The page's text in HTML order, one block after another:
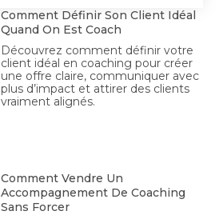
Comment Définir Son Client Idéal
Quand On Est Coach
Découvrez comment définir votre
client idéal en coaching pour créer
une offre claire, communiquer avec
plus d’impact et attirer des clients
vraiment alignés.
Comment Vendre Un
Accompagnement De Coaching
Sans Forcer